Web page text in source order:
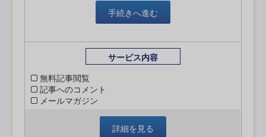
手続きへ進む
サービス内容
無料記事閲覧
記事へのコメント
メールマガジン
詳細を見る